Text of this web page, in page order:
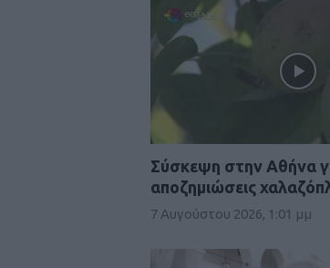
Σύσκεψη στην Αθήνα
αποζημιώσεις
7 Αυγούστου 2026, 1:01 μμ